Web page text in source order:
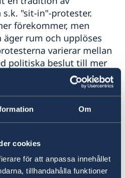
Om
cookies
för att anpassa innehållet
tillhandahålla funktioner
"sit-in"-protester.
förekommer, men
rum och upplöses
varierar mellan
politiska beslut till mer
för att få ett jobb eller att
illa behandlad av
kan konstateras att de
med utbredd
och arbetslöshet.